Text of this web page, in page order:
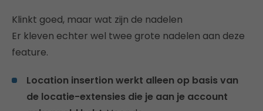
Klinkt goed, maar wat zijn de nadelen
Er kleven echter wel twee grote nadelen aan deze
feature.
Location insertion werkt alleen op basis van
de locatie-extensies die je aan je account